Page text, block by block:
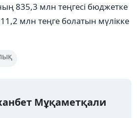
835,3 млн теңгесі бюджетке
млн теңге болатын мүлікке
Мұқаметқали